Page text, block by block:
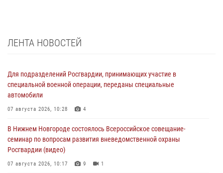
ЛЕНТА НОВОСТЕЙ
Для подразделений Росгвардии, принимающих участие в
специальной военной операции, переданы специальные
автомобили
07 августа 2026, 10:28 4
В Нижнем Новгороде состоялось Всероссийское совещание-
семинар по вопросам развития вневедомственной охраны
Росгвардии (видео)
07 августа 2026, 10:17 9 1